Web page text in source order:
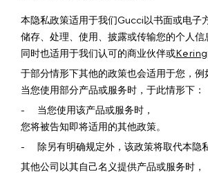
本隐私政策适用于我们Gucci以书面或电子
储存、处理、使用、披露或传输您的个人信
同时也适用于我们认可的商业伙伴或Kering
于部分情形下其他的政策也会适用于您，例
当您使用部分产品或服务时，于此情形下：
-
当您使用该产品或服务时，
您将被告知即将适用的其他政策。
-
除另有明确规定外，该政策将取代本隐
其他公司以其自己名义提供产品或服务时，